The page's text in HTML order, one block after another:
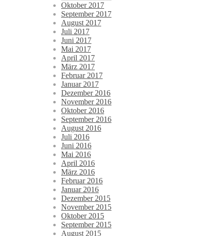
Oktober 2017
September 2017
August 2017
Juli 2017
Juni 2017
Mai 2017
April 2017
März 2017
Februar 2017
Januar 2017
Dezember 2016
November 2016
Oktober 2016
September 2016
August 2016
Juli 2016
Juni 2016
Mai 2016
April 2016
März 2016
Februar 2016
Januar 2016
Dezember 2015
November 2015
Oktober 2015
September 2015
August 2015